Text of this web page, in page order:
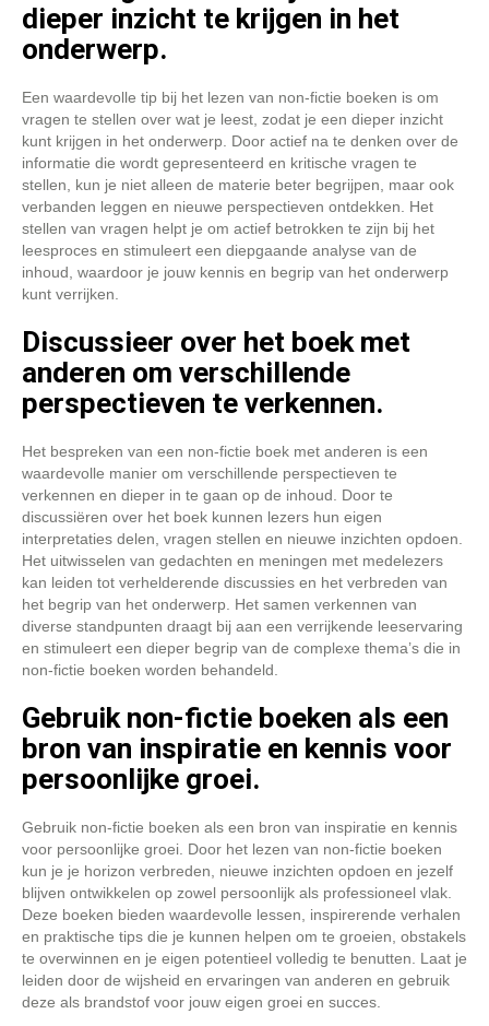
dieper inzicht te krijgen in het
onderwerp.
Een waardevolle tip bij het lezen van non-fictie boeken is om
vragen te stellen over wat je leest, zodat je een dieper inzicht
kunt krijgen in het onderwerp. Door actief na te denken over de
informatie die wordt gepresenteerd en kritische vragen te
stellen, kun je niet alleen de materie beter begrijpen, maar ook
verbanden leggen en nieuwe perspectieven ontdekken. Het
stellen van vragen helpt je om actief betrokken te zijn bij het
leesproces en stimuleert een diepgaande analyse van de
inhoud, waardoor je jouw kennis en begrip van het onderwerp
kunt verrijken.
Discussieer over het boek met
anderen om verschillende
perspectieven te verkennen.
Het bespreken van een non-fictie boek met anderen is een
waardevolle manier om verschillende perspectieven te
verkennen en dieper in te gaan op de inhoud. Door te
discussiëren over het boek kunnen lezers hun eigen
interpretaties delen, vragen stellen en nieuwe inzichten opdoen.
Het uitwisselen van gedachten en meningen met medelezers
kan leiden tot verhelderende discussies en het verbreden van
het begrip van het onderwerp. Het samen verkennen van
diverse standpunten draagt bij aan een verrijkende leeservaring
en stimuleert een dieper begrip van de complexe thema’s die in
non-fictie boeken worden behandeld.
Gebruik non-fictie boeken als een
bron van inspiratie en kennis voor
persoonlijke groei.
Gebruik non-fictie boeken als een bron van inspiratie en kennis
voor persoonlijke groei. Door het lezen van non-fictie boeken
kun je je horizon verbreden, nieuwe inzichten opdoen en jezelf
blijven ontwikkelen op zowel persoonlijk als professioneel vlak.
Deze boeken bieden waardevolle lessen, inspirerende verhalen
en praktische tips die je kunnen helpen om te groeien, obstakels
te overwinnen en je eigen potentieel volledig te benutten. Laat je
leiden door de wijsheid en ervaringen van anderen en gebruik
deze als brandstof voor jouw eigen groei en succes.